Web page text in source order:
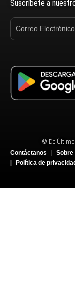
Suscríbete a
© De
Contáctanos
Sobre
Política de